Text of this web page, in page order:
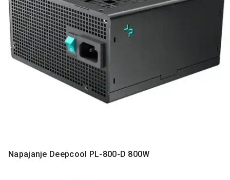
OPREMA
MOBILNI I
FIKSNI
TELEFONI
RAČUNARSKE
KOMPONENTE
Napajanje Deepcool PL-800-D 800W